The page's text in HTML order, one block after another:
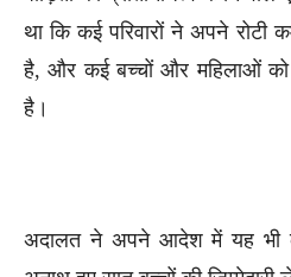
था कि कई परिवारों ने अपने रोटी
है, और कई बच्चों और महिलाओं को
है।
अदालत ने अपने आदेश में यह भी